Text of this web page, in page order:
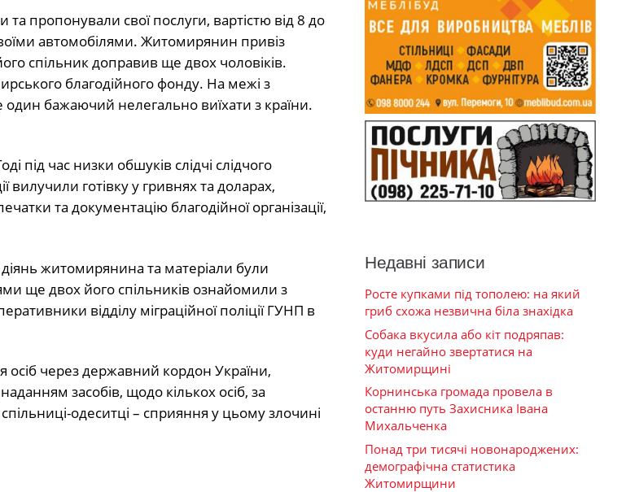
пропонували свої послуги, вартістю від 8 до
автомобілями. Житомирянин привіз
спільник доправив ще двох чоловіків.
благодійного фонду. На межі з
бажаючий нелегально виїхати з країни.
під час низки обшуків слідчі слідчого
вилучили готівку у гривнях та доларах,
та документацію благодійної організації,
житомирянина та матеріали були
ще двох його спільників ознайомили з
відділу міграційної поліції ГУНП в
осіб через державний кордон України,
засобів, щодо кількох осіб, за
одеситці – сприяння у цьому злочині
Недавні записи
Росте купками під тополею: на який
гриб схожа незвична біла знахідка
Собака вкусила або кіт подряпав:
куди негайно звертатися на
Житомирщині
Корнинська громада провела в
останню путь Захисника Івана
Михальченка
Понад три тисячі новонароджених:
демографічна статистика
Житомирщини